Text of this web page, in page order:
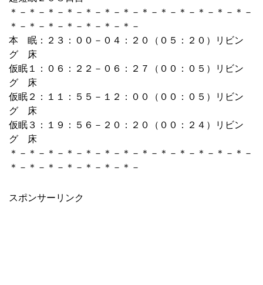
＊－＊－＊－＊－＊－＊－＊－＊－＊－＊－＊－＊－＊－
＊－＊－＊－＊－＊－＊－＊－
本 眠：２３：００－０４：２０（０５：２０）リビン
グ 床
仮眠１：０６：２２－０６：２７（００：０５）リビン
グ 床
仮眠２：１１：５５－１２：００（００：０５）リビン
グ 床
仮眠３：１９：５６－２０：２０（００：２４）リビン
グ 床
＊－＊－＊－＊－＊－＊－＊－＊－＊－＊－＊－＊－＊－
＊－＊－＊－＊－＊－＊－＊－
スポンサーリンク